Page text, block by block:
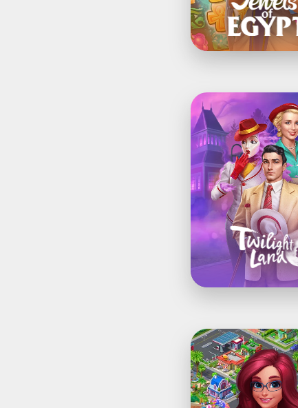
Twilight
Land:
Hidden
Mystery
®Match
Town
Makeover:
مدينتك
هي